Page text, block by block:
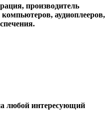
производитель
аудиоплееров,
любой интересующий